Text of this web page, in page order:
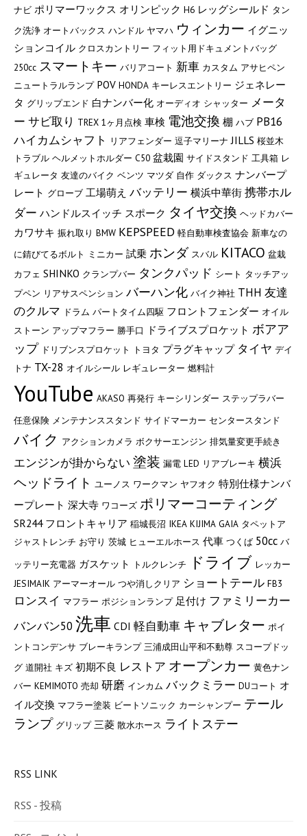
ナビ ポリマーワックス オリンピック H6 レッグシールド タン
ク洗浄 オートバックス ハンドル ヤマハ ウィンカー イグニッ
ションコイル クロスカントリー フィット用ドキュメントバッグ
250cc スマートキー バリアコート 新車 カスタム アサヒペン
ニュートラルランプ POV HONDA キーレスエントリー ジェネレー
タ グリップエンド 白ナンバー化 オーディオ シャッター メータ
ー サビ取り TREX 1ヶ月点検 車検 電池交換 棚 ハブ PB16
ハイカムシャフト
リアフェンダー 逗子マリーナ JILLS 桜並木
トラブル ヘルメットホルダー C50 盆栽園 サイドスタンド 工具箱 レ
ギュレータ 友達のバイク ベンツ マツダ 自作 ダックス ナンバープ
レート グローブ 工場萌え バッテリー 横浜中華街 携帯ホル
ダー ハンドルスイッチ スポーク タイヤ交換 ヘッドカバー
カワサキ 振れ取り BMW KEPSPEED 軽自動車検査協会 新車なの
に錆びてるボルト ミニカー 試乗 ホンダ スバル KITACO 盆栽
カフェ SHINKO クランプバー タンクパッド シート タッチアッ
プペン リアサスペンション バーハン化 バイク神社 THH 友達
のクルマ ドラム パートタイム四駆 フロントフェンダー オイル
ストーン アップマフラー 勝手口 ドライブスプロケット ボアア
ップ ドリブンスプロケット トヨタ プラグキャップ タイヤ デイ
トナ TX-28 オイルシール レギュレーター 燃料計
YouTube AKASO 再発行 キーシリンダー ステップラバー
任意保険 メンテナンススタンド サイドマーカー センタースタンド
バイク アクションカメラ ボクサーエンジン 排気量変更手続き
エンジンが掛からない 塗装 漏電 LED リアブレーキ 横浜
ヘッドライト ユーノス ワークマン ヤフオク 特別仕様ナンバ
ープレート 深大寺 ワコーズ ポリマーコーティング
SR244 フロントキャリア 稲城長沼 IKEA KIJIMA GAIA タペットア
ジャストレンチ お守り 茨城 ヒューエルホース 代車 つくば 50cc バ
ッテリー充電器 ガスケット トルクレンチ ドライブ レッカー
JESIMAIK アーマーオール つや消しクリア ショートテール FB3
ロンスイ マフラー ポジションランプ 足付け ファミリーカー
バンバン50 洗車 CDI 軽自動車 キャブレター ポイ
ントコンデンサ ブレーキランプ 三浦成田山平和不動尊 スコープドッ
グ 道開社 キズ 初期不良 レストア オープンカー 黄色ナン
バー KEMIMOTO 売却 研磨 インカム バックミラー DUコート オ
イル交換 マフラー塗装 ビートソニック カーシャンプー テール
ランプ グリップ 三菱 散水ホース ライトステー
RSS LINK
RSS - 投稿